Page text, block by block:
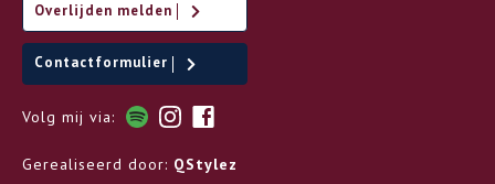
Overlijden melden
Contactformulier
Volg mij via:
Gerealiseerd door: QStylez